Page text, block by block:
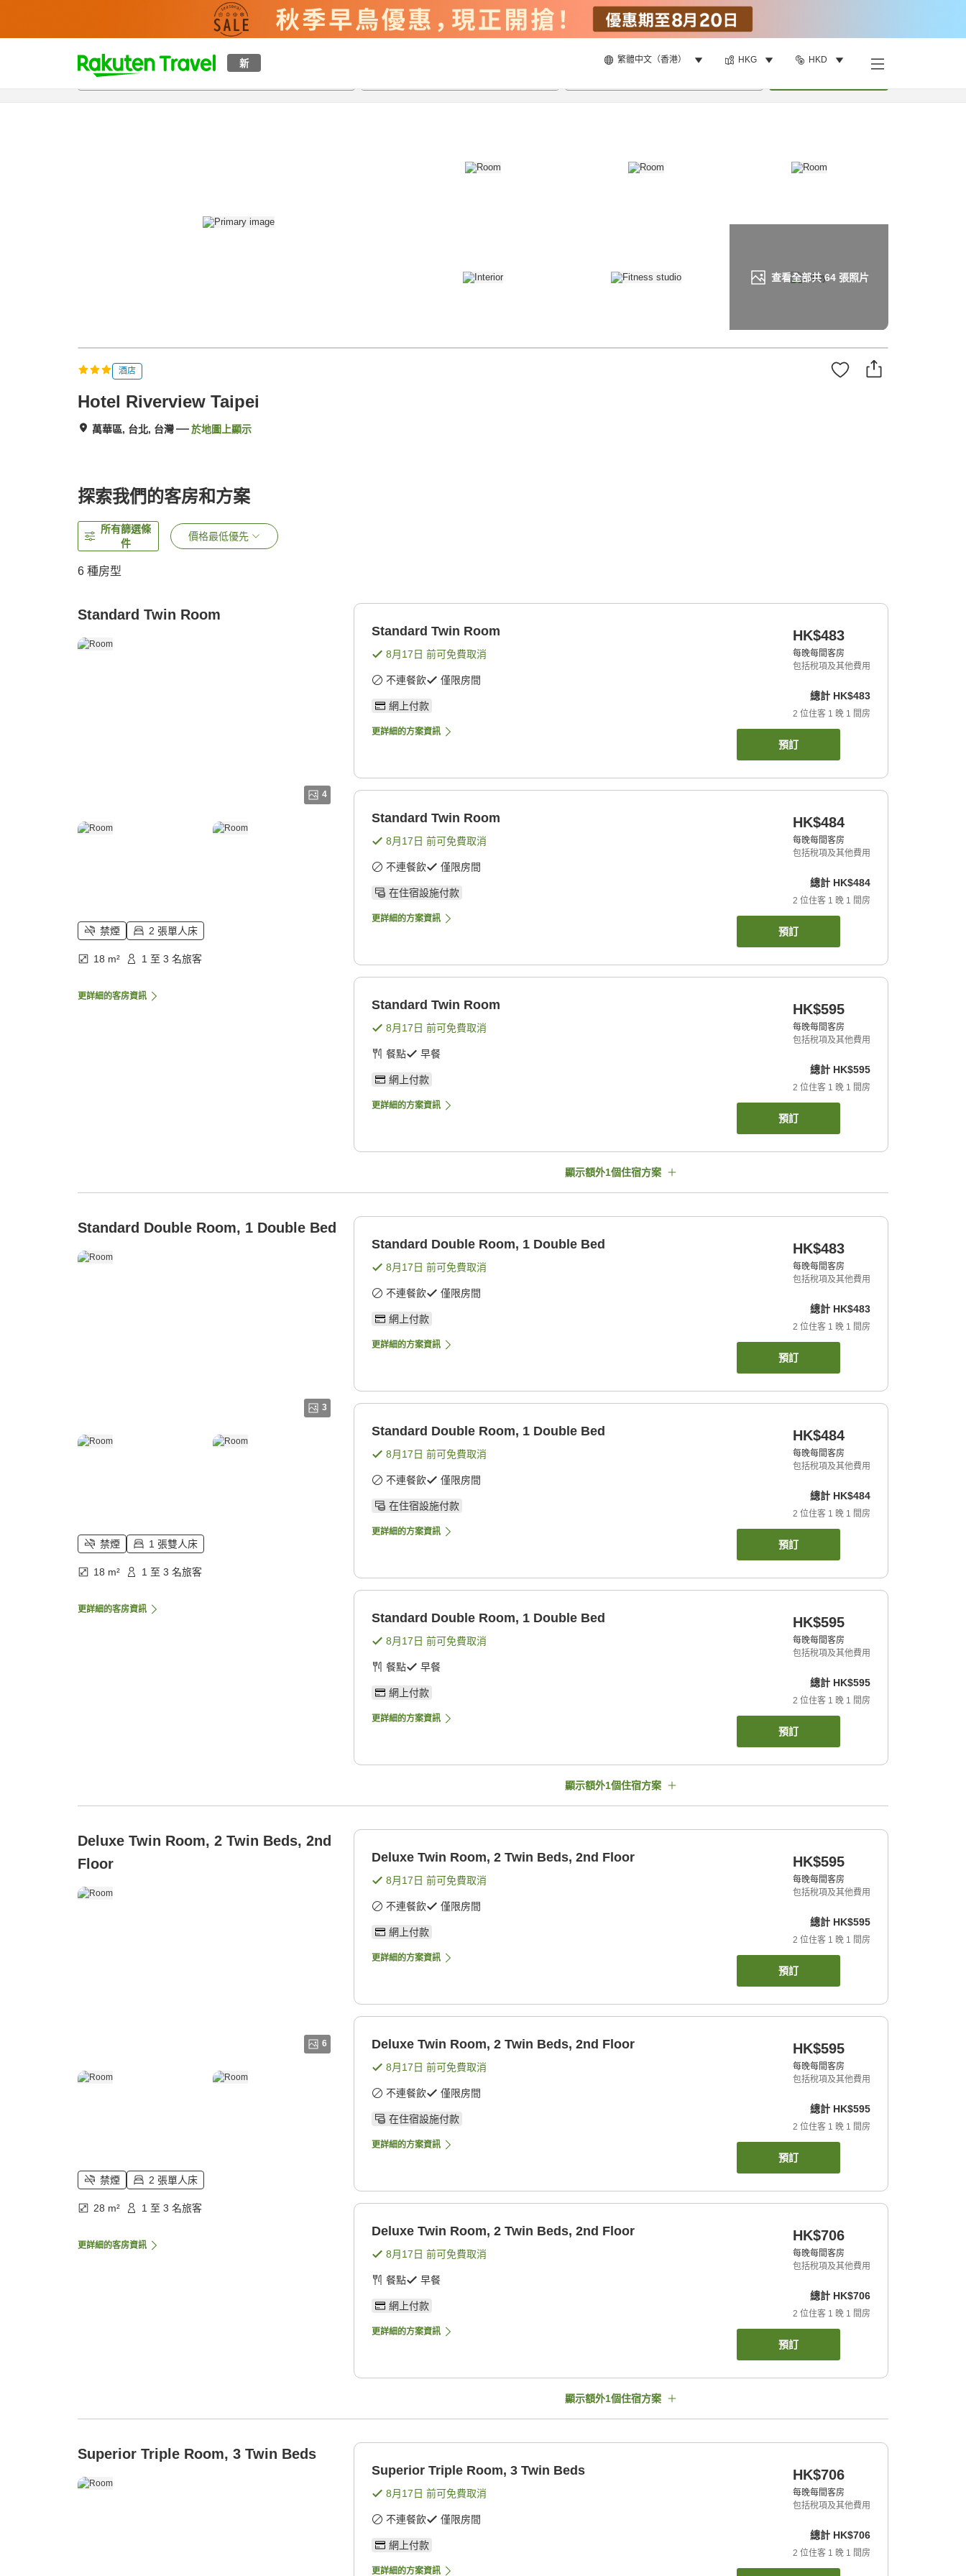
新 繁體中文（香港） HKG HKD
t
p
查看全部共64張照片
概覽房間及住宿方案 評價設施
酒店
Hotel Riverview Taipei
萬華區, 台北, 台灣 於地圖上顯示
探索我們的客房和方案
所有篩選條
件
價格最低優先
6 種房型
Standard Twin Room
4
禁煙 2 張單人床
18 m² 1 至 3 名旅客
更詳細的客房資訊
Standard Twin Room
8月17日 前可免費取消
不連餐飲 僅限房間
網上付款
更詳細的方案資訊
HK$483
每晚每間客房
包括稅項及其他費用
總計 HK$483
2 位住客 1 晚 1 間房
預訂
Standard Twin Room
8月17日 前可免費取消
不連餐飲 僅限房間
在住宿設施付款
更詳細的方案資訊
HK$484
每晚每間客房
包括稅項及其他費用
總計 HK$484
2 位住客 1 晚 1 間房
預訂
Standard Twin Room
8月17日 前可免費取消
餐點 早餐
網上付款
更詳細的方案資訊
HK$595
每晚每間客房
包括稅項及其他費用
總計 HK$595
2 位住客 1 晚 1 間房
預訂
顯示額外1個住宿方案
Standard Double Room, 1 Double Bed
3
禁煙 1 張雙人床
18 m² 1 至 3 名旅客
更詳細的客房資訊
Standard Double Room, 1 Double Bed
8月17日 前可免費取消
不連餐飲 僅限房間
網上付款
更詳細的方案資訊
HK$483
每晚每間客房
包括稅項及其他費用
總計 HK$483
2 位住客 1 晚 1 間房
預訂
Standard Double Room, 1 Double Bed
8月17日 前可免費取消
不連餐飲 僅限房間
在住宿設施付款
更詳細的方案資訊
HK$484
每晚每間客房
包括稅項及其他費用
總計 HK$484
2 位住客 1 晚 1 間房
預訂
Standard Double Room, 1 Double Bed
8月17日 前可免費取消
餐點 早餐
網上付款
更詳細的方案資訊
HK$595
每晚每間客房
包括稅項及其他費用
總計 HK$595
2 位住客 1 晚 1 間房
預訂
顯示額外1個住宿方案
Deluxe Twin Room, 2 Twin Beds, 2nd
Floor
6
禁煙 2 張單人床
28 m² 1 至 3 名旅客
更詳細的客房資訊
Deluxe Twin Room, 2 Twin Beds, 2nd Floor
8月17日 前可免費取消
不連餐飲 僅限房間
網上付款
更詳細的方案資訊
HK$595
每晚每間客房
包括稅項及其他費用
總計 HK$595
2 位住客 1 晚 1 間房
預訂
Deluxe Twin Room, 2 Twin Beds, 2nd Floor
8月17日 前可免費取消
不連餐飲 僅限房間
在住宿設施付款
更詳細的方案資訊
HK$595
每晚每間客房
包括稅項及其他費用
總計 HK$595
2 位住客 1 晚 1 間房
預訂
Deluxe Twin Room, 2 Twin Beds, 2nd Floor
8月17日 前可免費取消
餐點 早餐
網上付款
更詳細的方案資訊
HK$706
每晚每間客房
包括稅項及其他費用
總計 HK$706
2 位住客 1 晚 1 間房
預訂
顯示額外1個住宿方案
Superior Triple Room, 3 Twin Beds
Superior Triple Room, 3 Twin Beds
8月17日 前可免費取消
不連餐飲 僅限房間
網上付款
更詳細的方案資訊
HK$706
每晚每間客房
包括稅項及其他費用
總計 HK$706
2 位住客 1 晚 1 間房